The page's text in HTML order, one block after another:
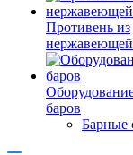
Противень из
нержавеющей
баров
Барные